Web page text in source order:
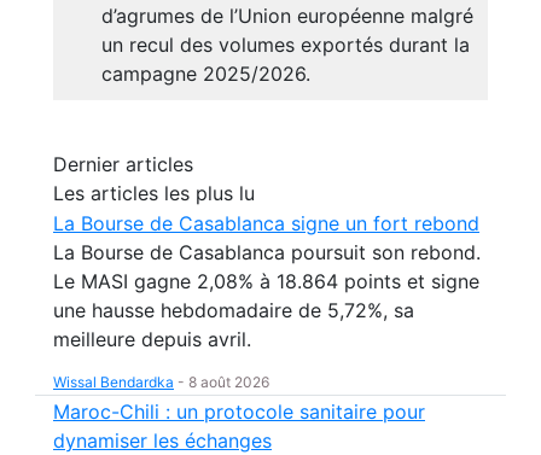
d’agrumes de l’Union européenne malgré
un recul des volumes exportés durant la
campagne 2025/2026.
Dernier articles
Les articles les plus lu
La Bourse de Casablanca signe un fort rebond
La Bourse de Casablanca poursuit son rebond.
Le MASI gagne 2,08% à 18.864 points et signe
une hausse hebdomadaire de 5,72%, sa
meilleure depuis avril.
Wissal Bendardka - 8 août 2026
Maroc-Chili : un protocole sanitaire pour
dynamiser les échanges